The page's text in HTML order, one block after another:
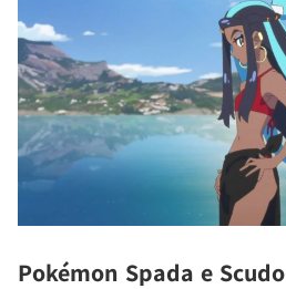
Pokémon Spada e Scudo